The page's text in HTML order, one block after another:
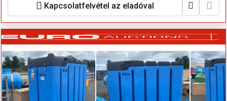
Kapcsolatfelvétel az eladóval